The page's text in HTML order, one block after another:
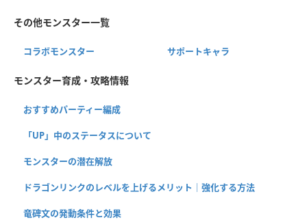
その他モンスター一覧
コラボモンスター サポートキャラ
モンスター育成・攻略情報
おすすめパーティー編成
「UP」中のステータスについて
モンスターの潜在解放
ドラゴンリンクのレベルを上げるメリット｜強化する方法
竜碑文の発動条件と効果